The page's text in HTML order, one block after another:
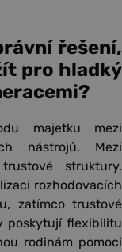
řešení,
pro hladký
majetku mezi
nástrojů. Mezi
struktury.
rozhodovacích
zatímco trustové
poskytují flexibilitu
rodinám pomoci